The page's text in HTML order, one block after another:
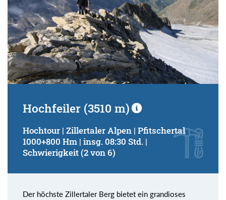
Hochfeiler (3510 m)
Hochtour | Zillertaler Alpen | Pfitschertal
1000+800 Hm | insg. 08:30 Std. |
Schwierigkeit (2 von 6)
Der höchste Zillertaler Berg bietet ein grandioses